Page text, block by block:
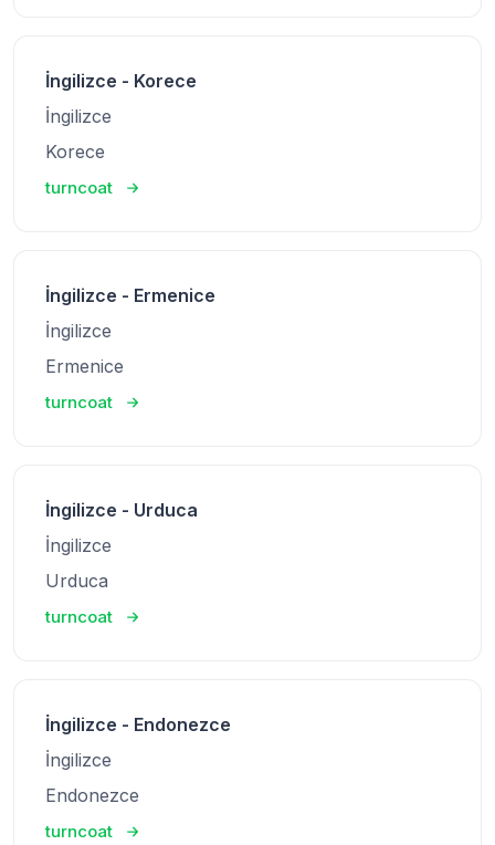
İngilizce - Korece
İngilizce
Korece
turncoat
İngilizce - Ermenice
İngilizce
Ermenice
turncoat
İngilizce - Urduca
İngilizce
Urduca
turncoat
İngilizce - Endonezce
İngilizce
Endonezce
turncoat